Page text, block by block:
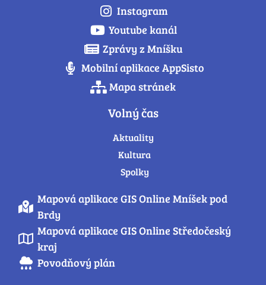
Instagram
Youtube kanál
Zprávy z Mníšku
Mobilní aplikace AppSisto
Mapa stránek
Volný čas
Aktuality
Kultura
Spolky
Mapová aplikace GIS Online Mníšek pod
Brdy
Mapová aplikace GIS Online Středočeský
kraj
Povodňový plán